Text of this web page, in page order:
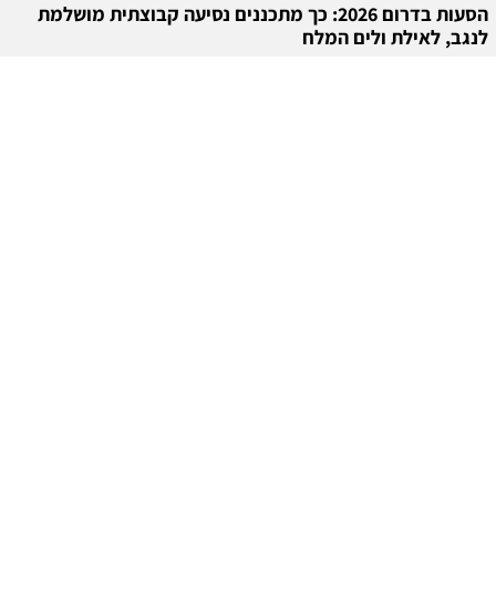
הסעות בדרום 2026: כך מתכננים נסיעה קבוצתית מושלמת
לנגב, לאילת ולים המלח